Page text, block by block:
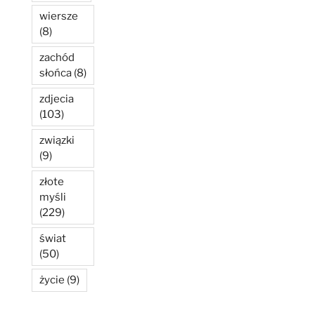
wiersze
(8)
zachód
słońca (8)
zdjecia
(103)
związki
(9)
złote
myśli
(229)
świat
(50)
życie (9)